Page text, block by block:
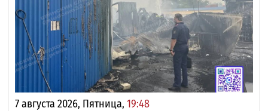
7 августа 2026, Пятница, 19:48